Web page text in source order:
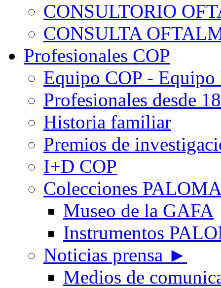
CONSULTORIO
CONSULTA
Profesionales COP
Equipo COP -
Profesionales desde
Historia familiar
Premios de
I+D COP
Colecciones
Museo de la GAFA
Instrumentos
Noticias prensa ►
Medios de